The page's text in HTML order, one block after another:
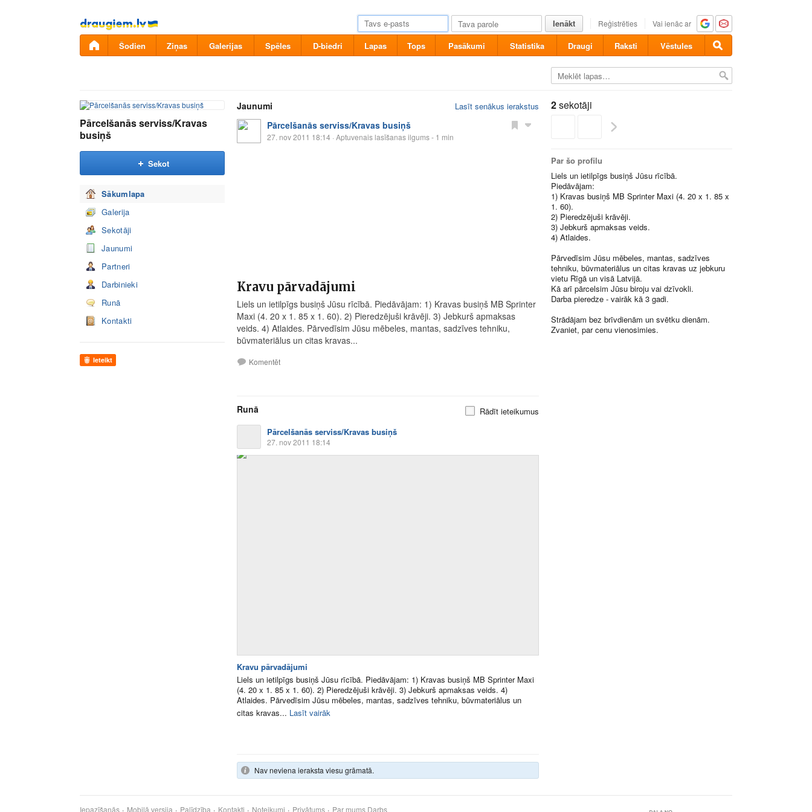
Pāriet
uz
saturu
Ienākt Reģistrēties Vai ienāc ar
Šodien Ziņas Galerijas Spēles D-biedri Lapas Tops Pasākumi Statistika Draugi Raksti Vēstules
Pārcelšanās serviss/Kravas
busiņš
Sekot
Sākumlapa
Galerija
Sekotāji
Jaunumi
Partneri
Darbinieki
Runā
Kontakti
Ieteikt
Jaunumi Lasīt senākus ierakstus
Pārcelšanās serviss/Kravas busiņš
27. nov 2011 18:14 · Aptuvenais lasīšanas ilgums - 1 min
Kravu pārvadājumi
Liels un ietilpīgs busiņš Jūsu rīcībā. Piedāvājam: 1) Kravas busiņš MB Sprinter
Maxi (4. 20 x 1. 85 x 1. 60). 2) Pieredzējuši krāvēji. 3) Jebkurš apmaksas
veids. 4) Atlaides. Pārvedīsim Jūsu mēbeles, mantas, sadzīves tehniku,
būvmateriālus un citas kravas...
Komentēt
Runā
Rādīt ieteikumus
Pārcelšanās serviss/Kravas busiņš
27. nov 2011 18:14
Kravu pārvadājumi
Liels un ietilpīgs busiņš Jūsu rīcībā. Piedāvājam: 1) Kravas busiņš MB Sprinter Maxi
(4. 20 x 1. 85 x 1. 60). 2) Pieredzējuši krāvēji. 3) Jebkurš apmaksas veids. 4)
Atlaides. Pārvedīsim Jūsu mēbeles, mantas, sadzīves tehniku, būvmateriālus un
citas kravas... Lasīt vairāk
Nav neviena ieraksta viesu grāmatā.
2sekotāji
Par šo profilu
Liels un ietilpīgs busiņš Jūsu rīcībā.
Piedāvājam:
1) Kravas busiņš MB Sprinter Maxi (4. 20 x 1. 85 x
1. 60).
2) Pieredzējuši krāvēji.
3) Jebkurš apmaksas veids.
4) Atlaides.
Pārvedīsim Jūsu mēbeles, mantas, sadzīves
tehniku, būvmateriālus un citas kravas uz jebkuru
vietu Rīgā un visā Latvijā.
Kā arī pārcelsim Jūsu biroju vai dzīvokli.
Darba pieredze - vairāk kā 3 gadi.
Strādājam bez brīvdienām un svētku dienām.
Zvaniet, par cenu vienosimies.
Iepazīšanās Mobilā versija Palīdzība Kontakti Noteikumi Privātums Par mums Darbs